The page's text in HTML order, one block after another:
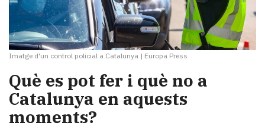
Imatge d'un control policial a Catalunya | Europa Press
Què es pot fer i què no a
Catalunya en aquests
moments?